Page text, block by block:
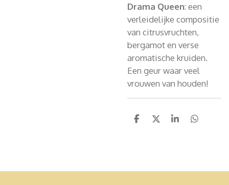
Drama Queen: een
verleidelijke compositie
van citrusvruchten,
bergamot en verse
aromatische kruiden.
Een geur waar veel
vrouwen van houden!
D
D
S
D